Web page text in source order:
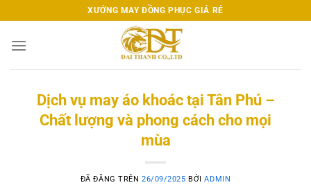
đến
nội
XƯỞNG MAY ĐỒNG PHỤC GIÁ RẺ
Dịch vụ may áo khoác tại Tân Phú –
Chất lượng và phong cách cho mọi
mùa
ĐÃ ĐĂNG TRÊN26/09/2025 BỞIADMIN